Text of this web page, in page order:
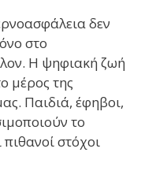
δεν
στο
Η ψηφιακή ζωή
μέρος της
Παιδιά, έφηβοι,
το
πιθανοί στόχοι